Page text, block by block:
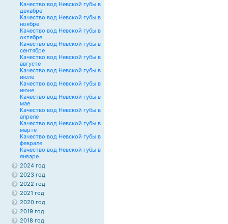
Качество вод Невской губы в
декабре
Качество вод Невской губы в
ноябре
Качество вод Невской губы в
октябре
Качество вод Невской губы в
сентябре
Качество вод Невской губы в
августе
Качество вод Невской губы в
июле
Качество вод Невской губы в
июне
Качество вод Невской губы в
мае
Качество вод Невской губы в
апреле
Качество вод Невской губы в
марте
Качество вод Невской губы в
феврале
Качество вод Невской губы в
январе
2024 год
2023 год
2022 год
2021 год
2020 год
2019 год
2018 год